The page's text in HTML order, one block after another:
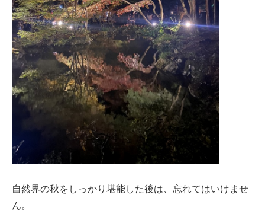
建築資材
自然界の秋をしっかり堪能した後は、忘れてはいけませ
ん。